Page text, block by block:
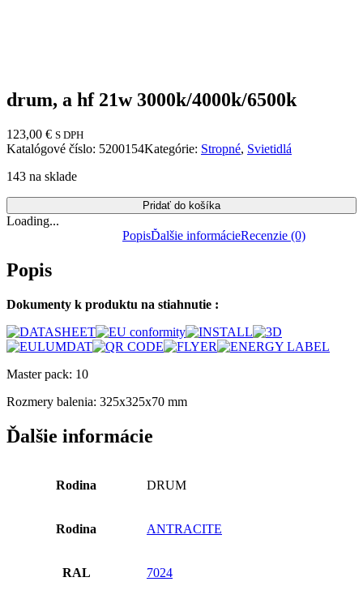
drum, a hf 21w 3000k/4000k/6500k
123,00 € S DPH
Katalógové číslo: 5200154Kategórie: Stropné, Svietidlá
143 na sklade
Pridať do košíka
Loading...
PopisĎalšie informácieRecenzie (0)
Popis
Dokumenty k produktu na stiahnutie :
Master pack: 10
Rozmery balenia: 325x325x70 mm
Ďalšie informácie
Rodina DRUM
Rodina ANTRACITE
RAL 7024